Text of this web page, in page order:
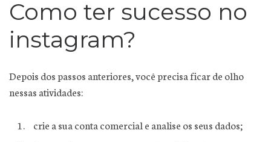
Como ter sucesso no
instagram?
Depois dos passos anteriores, você precisa ficar de olho
nessas atividades:
crie a sua conta comercial e analise os seus dados;